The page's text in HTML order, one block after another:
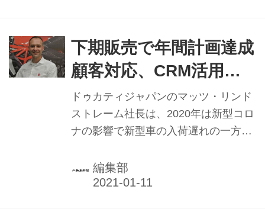
た本社のサポートもあり生産・出荷が
順調に進み、納車遅れを極力抑えるこ
とができた」と語る。
下期販売で年間計画達成
顧客対応、CRM活用で
内面成長【ドゥカティ
ジャパン】
ドゥカティジャパンのマッツ・リンド
ストレーム社長は、2020年は新型コロ
ナの影響で新型車の入荷遅れの一方、
に展開、安心して顧客が来店できる対
策を講じ、新型車の展示ツアーを主要
編集部